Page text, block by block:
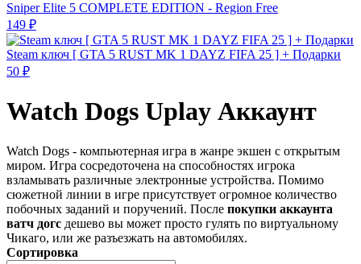
Sniper Elite 5 COMPLETE EDITION - Region Free
149 ₽
Steam ключ [ GTA 5 RUST MK 1 DAYZ FIFA 25 ] + Подарки
50 ₽
Watch Dogs Uplay Аккаунт
Watch Dogs - компьютерная игра в жанре экшен с открытым
миром. Игра сосредоточена на способностях игрока
взламывать различные электронные устройства. Помимо
сюжетной линии в игре присутствует огромное количество
побочных заданий и поручений. После покупки аккаунта
ватч догс дешево вы может просто гулять по виртуальному
Чикаго, или же разъезжать на автомобилях.
Сортировка